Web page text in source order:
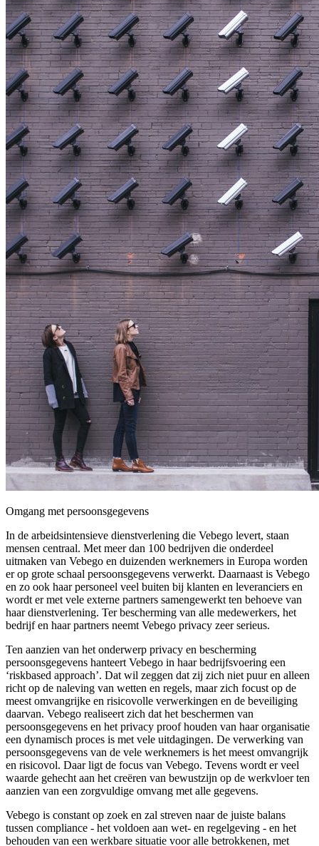
Omgang met persoonsgegevens
In de arbeidsintensieve dienstverlening die Vebego levert, staan
mensen centraal. Met meer dan 100 bedrijven die onderdeel
uitmaken van Vebego en duizenden werknemers in Europa worden
er op grote schaal persoonsgegevens verwerkt. Daarnaast is Vebego
en zo ook haar personeel veel buiten bij klanten en leveranciers en
wordt er met vele externe partners samengewerkt ten behoeve van
haar dienstverlening. Ter bescherming van alle medewerkers, het
bedrijf en haar partners neemt Vebego privacy zeer serieus.
Ten aanzien van het onderwerp privacy en bescherming
persoonsgegevens hanteert Vebego in haar bedrijfsvoering een
‘riskbased approach’. Dat wil zeggen dat zij zich niet puur en alleen
richt op de naleving van wetten en regels, maar zich focust op de
meest omvangrijke en risicovolle verwerkingen en de beveiliging
daarvan. Vebego realiseert zich dat het beschermen van
persoonsgegevens en het privacy proof houden van haar organisatie
een dynamisch proces is met vele uitdagingen. De verwerking van
persoonsgegevens van de vele werknemers is het meest omvangrijk
en risicovol. Daar ligt de focus van Vebego. Tevens wordt er veel
waarde gehecht aan het creëren van bewustzijn op de werkvloer ten
aanzien van een zorgvuldige omvang met alle gegevens.
Vebego is constant op zoek en zal streven naar de juiste balans
tussen compliance - het voldoen aan wet- en regelgeving - en het
behouden van een werkbare situatie voor alle betrokkenen, met